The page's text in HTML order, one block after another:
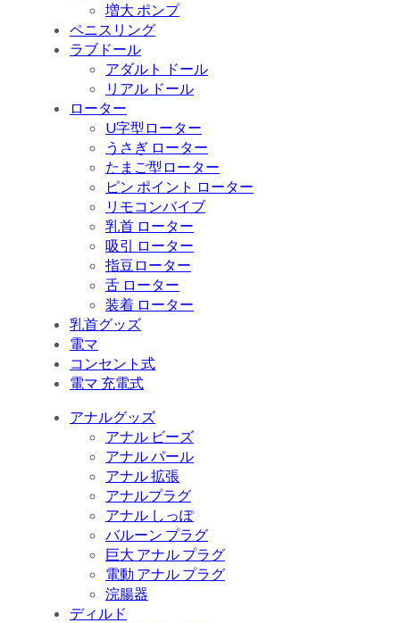
増大 ポンプ
ペニスリング
ラブドール
アダルト ドール
リアル ドール
ローター
U字型ローター
うさぎ ローター
たまご型ローター
ピン ポイント ローター
リモコンバイブ
乳首 ローター
吸引 ローター
指豆ローター
舌 ローター
装着 ローター
乳首グッズ
電マ
コンセント式
電マ 充電式
アナルグッズ
アナル ビーズ
アナル パール
アナル 拡張
アナルプラグ
アナル しっぽ
バルーン プラグ
巨大 アナル プラグ
電動 アナル プラグ
浣腸器
ディルド